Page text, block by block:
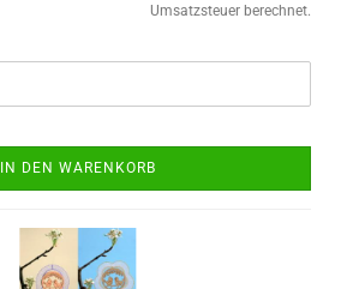
Umsatzsteuer berechnet.
IN DEN WARENKORB